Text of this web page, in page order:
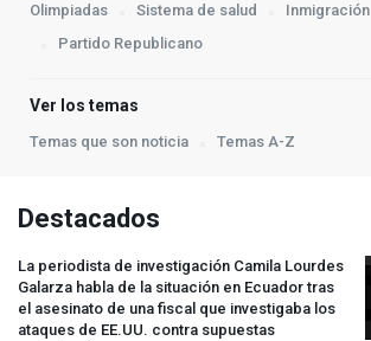
Olimpiadas Sistema de salud Inmigración
Partido Republicano
Ver los temas
Temas que son noticia Temas A-Z
Destacados
La periodista de investigación Camila Lourdes
Galarza habla de la situación en Ecuador tras
el asesinato de una fiscal que investigaba los
ataques de EE.UU. contra supuestas